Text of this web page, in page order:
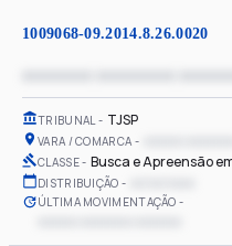
1009068-09.2014.8.26.0020
TRIBUNAL TJSP
VARA / COMARCA
CLASSE Busca e Apreensão
DISTRIBUIÇÃO
ÚLTIMA MOVIMENTAÇÃO